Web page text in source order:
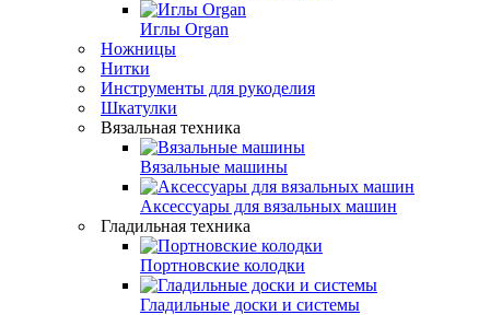
Иглы Organ
Ножницы
Нитки
Инструменты для рукоделия
Шкатулки
Вязальная техника
Вязальные машины
Аксессуары для вязальных машин
Гладильная техника
Портновские колодки
Гладильные доски и системы